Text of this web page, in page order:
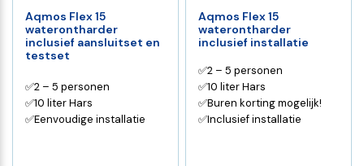
Aqmos Flex 15
waterontharder
inclusief aansluitset en
testset
✅2 – 5 personen
✅10 liter Hars
✅Eenvoudige installatie
Aqmos Flex 15
waterontharder
inclusief installatie
✅2 – 5 personen
✅10 liter Hars
✅Buren korting mogelijk!
✅Inclusief installatie